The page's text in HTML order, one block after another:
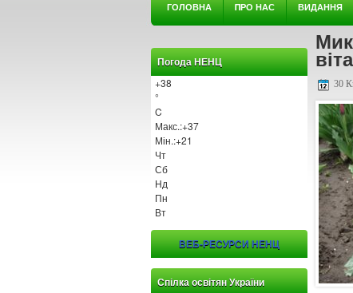
ГОЛОВНА ΠРО НАС ВИДАННЯ
Погода НЕНЦ
+38
°
C
Макс.:+37
Мін.:+21
Чт
Сб
Нд
Пн
Вт
ВЕБ-РЕСУРСИ НЕНЦ
Спілка освітян України
30